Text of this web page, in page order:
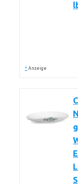
* Anzeige